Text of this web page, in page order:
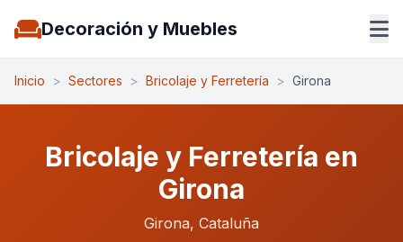
Decoración y Muebles
Inicio > Sectores > Bricolaje y Ferretería > Girona
Bricolaje y Ferretería en
Girona
Girona, Cataluña